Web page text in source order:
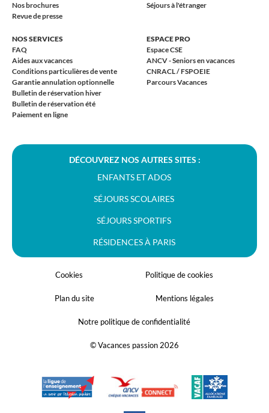
Nos brochures
Revue de presse
Séjours à l'étranger
NOS SERVICES
FAQ
Aides aux vacances
Conditions particulières de vente
Garantie annulation optionnelle
Bulletin de réservation hiver
Bulletin de réservation été
Paiement en ligne
ESPACE PRO
Espace CSE
ANCV - Seniors en vacances
CNRACL / FSPOEIE
Parcours Vacances
DÉCOUVREZ NOS AUTRES SITES :
ENFANTS ET ADOS
SÉJOURS SCOLAIRES
SÉJOURS SPORTIFS
RÉSIDENCES À PARIS
Cookies Politique de cookies
Plan du site Mentions légales
Notre politique de confidentialité
© Vacances passion 2026